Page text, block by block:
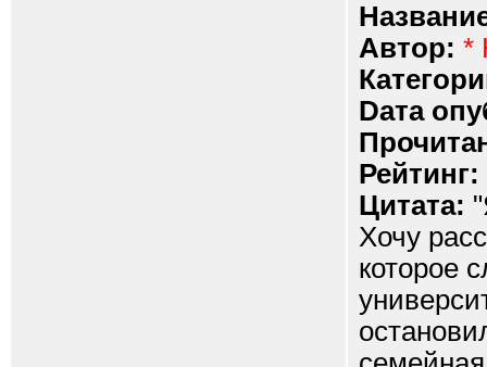
Автор: *
Dата
Рейтинг:
Цитата:
Хочу
которое